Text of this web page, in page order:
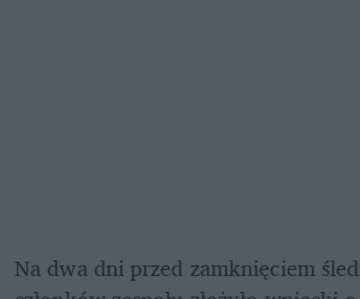
Na dwa dni przed zamknięciem